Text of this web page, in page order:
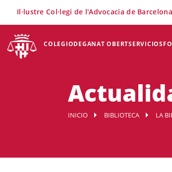
COLEGIODEGANAT OBERTSERVICIOS
Il·lustre Col·legi de l'Advocacia de Barcelona
INICIO BIBLIOTECA LA